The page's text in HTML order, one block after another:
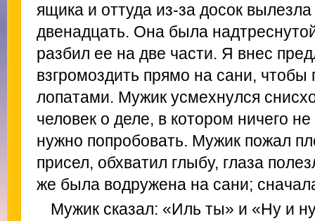
ящика и оттуда из-за досок
двенадцать. Она была
разбил ее на две части. Я внес
взгромоздить прямо на сани, чтобы
лопатами. Мужик усмехнулся
человек о деле, в котором ничего
нужно попробовать. Мужик пожал
присел, обхватил глыбу, глаза
же была водружена на сани;
Мужик сказал: «Иль ты» и «Ну и